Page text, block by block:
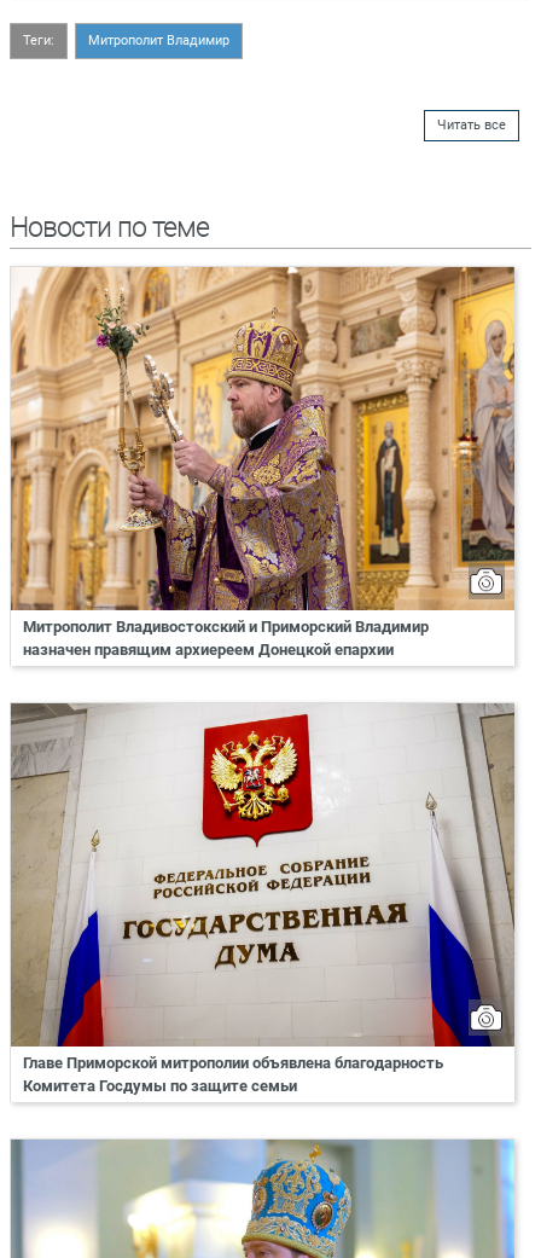
Теги: Митрополит Владимир
Читать все
Новости по теме
Митрополит Владивостокский и Приморский Владимир
назначен правящим архиереем Донецкой епархии
Главе Приморской митрополии объявлена благодарность
Комитета Госдумы по защите семьи